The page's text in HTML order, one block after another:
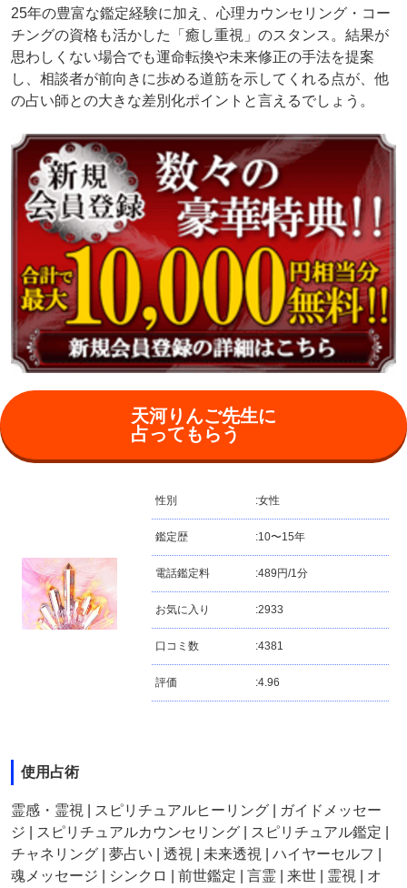
25年の豊富な鑑定経験に加え、心理カウンセリング・コー
チングの資格も活かした「癒し重視」のスタンス。結果が
思わしくない場合でも運命転換や未来修正の手法を提案
し、相談者が前向きに歩める道筋を示してくれる点が、他
の占い師との大きな差別化ポイントと言えるでしょう。
天河りんご先生に
占ってもらう
性別 :女性
鑑定歴 :10〜15年
電話鑑定料 :489円/1分
お気に入り :2933
口コミ数 :4381
評価 :4.96
使用占術
霊感・霊視 | スピリチュアルヒーリング | ガイドメッセー
ジ | スピリチュアルカウンセリング | スピリチュアル鑑定 |
チャネリング | 夢占い | 透視 | 未来透視 | ハイヤーセルフ |
魂メッセージ | シンクロ | 前世鑑定 | 言霊 | 来世 | 霊視 | オ